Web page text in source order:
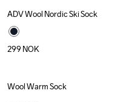
ADV Wool Nordic Ski Sock
299 NOK
Wool Warm Sock